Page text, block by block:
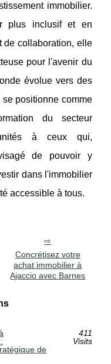
immobilier.
plus inclusif et en
de collaboration, elle
pour l'avenir du
évolue vers des
positionne comme
du secteur
à ceux qui,
de pouvoir y
dans l'immobilier
accessible à tous.
Concrétisez votre
achat immobilier à
Ajaccio avec Barnes
de
411
Visits